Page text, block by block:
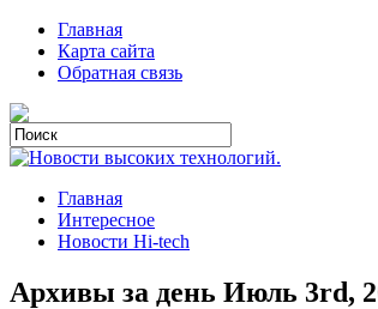
Главная
Карта сайта
Обратная связь
Главная
Интересное
Новости Hi-tech
Архивы за день Июль 3rd,